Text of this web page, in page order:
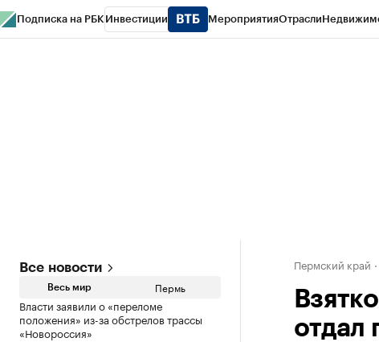
Подписка на РБК Инвестиции МероприятияОтрасли
Все новости
Весь мир Пермь
Власти заявили о «переломе
положения» из-за обстрелов трассы
«Новороссия»
Пермский край
отдал